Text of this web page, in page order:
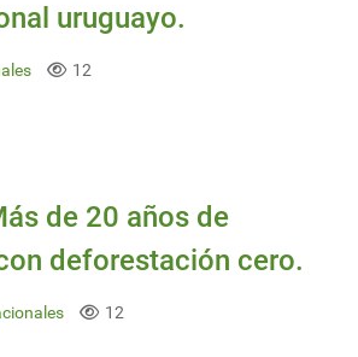
uruguayo.
12
de 20 años de
deforestación cero.
12